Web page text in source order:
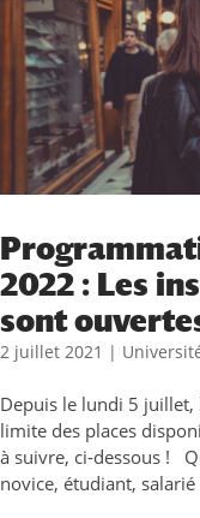
2022 : Les
sont
2 juillet 2021 |
Depuis le lundi 5
limite des places
à suivre, ci-dessous !
novice, étudiant,